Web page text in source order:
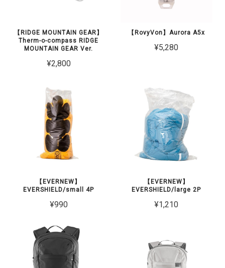
【RIDGE MOUNTAIN GEAR】
Therm-o-compass RIDGE
MOUNTAIN GEAR Ver.
¥2,800
【RovyVon】Aurora A5x
¥5,280
【EVERNEW】
EVERSHIELD/small 4P
¥990
【EVERNEW】
EVERSHIELD/large 2P
¥1,210